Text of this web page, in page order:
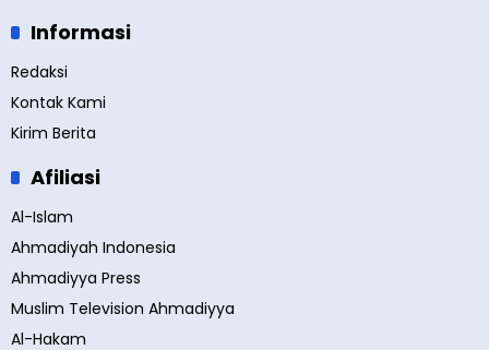
Informasi
Redaksi
Kontak Kami
Kirim Berita
Afiliasi
Al-Islam
Ahmadiyah Indonesia
Ahmadiyya Press
Muslim Television Ahmadiyya
Al-Hakam